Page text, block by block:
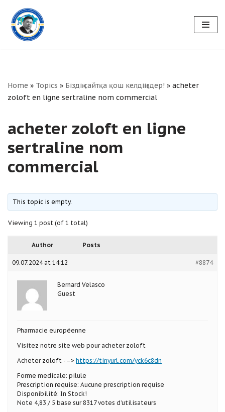
Skip
to
Home » Topics » Біздің сайтқа қош келдіңіздер! » acheter
zoloft en ligne sertraline nom commercial
acheter zoloft en ligne
sertraline nom
commercial
This topic is empty.
Viewing 1 post (of 1 total)
Author Posts
09.07.2024 at 14:12 #8874
Bernard Velasco
Guest
Pharmacie européenne
Visitez notre site web pour acheter zoloft
Acheter zoloft -–> https://tinyurl.com/yck6c8dn
Forme medicale: pilule
Prescription requise: Aucune prescription requise
Disponibilité: In Stock!
Note 4,83 / 5 base sur 8317 votes d’utilisateurs